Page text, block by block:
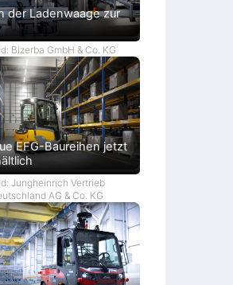
der Ladenwaage zur
Bizerba GmbH & Co. KG
EFG-Baureihen jetzt
Jungheinrich Vertrieb
AG & Co. KG